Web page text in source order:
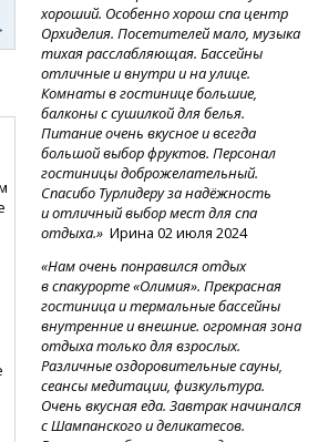
хороший. Особенно хорош спа центр
Орхиделия. Посетителей мало, музыка
тихая расслабляющая. Бассейны
отличные и внутри и на улице.
Комнаты в гостинице большие,
балконы с сушилкой для белья.
Питание очень вкусное и всегда
большой выбор фруктов. Персонал
гостиницы доброжелательный.
Спасибо Турлидеру за надёжность
и отличный выбор мест для спа
отдыха.» Ирина 02 июля 2024
«Нам очень понравился отдых
в спакурорте «Олимия». Прекрасная
гостиница и термальные бассейны
внутренние и внешние. огромная зона
отдыха только для взрослых.
Различные оздоровительные сауны,
сеансы медитации, физкультура.
Очень вкусная еда. Завтрак начинался
с Шампанского и деликатесов.